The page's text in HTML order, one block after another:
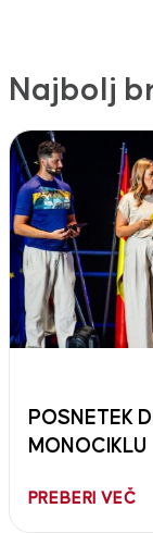
Najbolj
POSNETEK
MONOCIKLU
PREBERI VEČ